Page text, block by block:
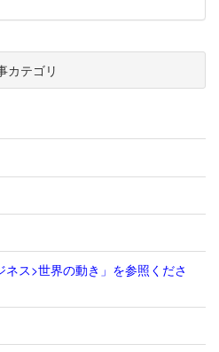
カテゴリ
ス>世界の動き」を参照くださ